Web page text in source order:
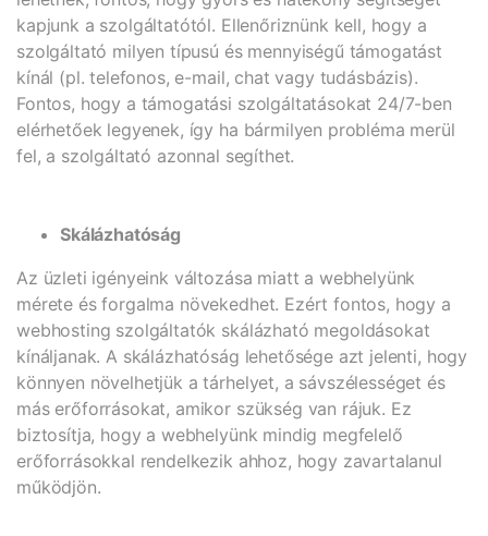
kapjunk a szolgáltatótól. Ellenőriznünk kell, hogy a
szolgáltató milyen típusú és mennyiségű támogatást
kínál (pl. telefonos, e-mail, chat vagy tudásbázis).
Fontos, hogy a támogatási szolgáltatásokat 24/7-ben
elérhetőek legyenek, így ha bármilyen probléma merül
fel, a szolgáltató azonnal segíthet.
Skálázhatóság
Az üzleti igényeink változása miatt a webhelyünk
mérete és forgalma növekedhet. Ezért fontos, hogy a
webhosting szolgáltatók skálázható megoldásokat
kínáljanak. A skálázhatóság lehetősége azt jelenti, hogy
könnyen növelhetjük a tárhelyet, a sávszélességet és
más erőforrásokat, amikor szükség van rájuk. Ez
biztosítja, hogy a webhelyünk mindig megfelelő
erőforrásokkal rendelkezik ahhoz, hogy zavartalanul
működjön.